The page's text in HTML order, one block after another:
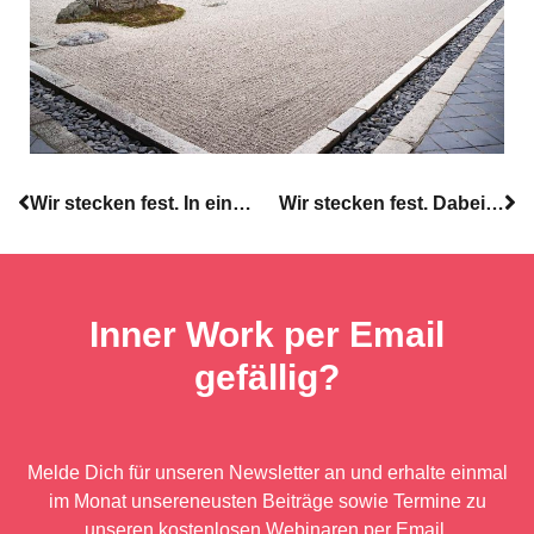
Wir stecken fest. In einer fragmentierten Sicht auf die Welt. Teil 2 Wir stecken fest. Dabei ist die Realität flüssig und emergent. Teil 4
Inner Work per Email
gefällig?
Melde Dich für unseren Newsletter an und erhalte einmal
im Monat unsereneusten Beiträge sowie Termine zu
unseren kostenlosen Webinaren per Email.